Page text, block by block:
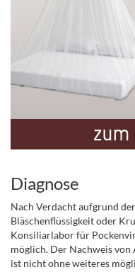
Diagnose
Nach Verdacht aufgrund
Bläschenflüssigkeit oder
Konsiliarlabor für
möglich. Der Nachweis
ist nicht ohne weiteres